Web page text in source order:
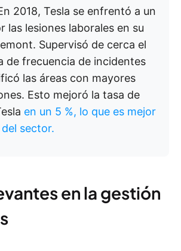
2018, Tesla se enfrentó a un
las lesiones laborales en su
Supervisó de cerca el
de frecuencia de incidentes
las áreas con mayores
Esto mejoró la tasa de
en un 5 %, lo que es mejor
sector.
en la gestión